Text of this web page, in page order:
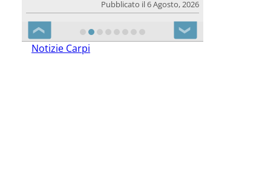
Pubblicato il 6 Agosto, 2026
❮ ❯
Notizie Carpi